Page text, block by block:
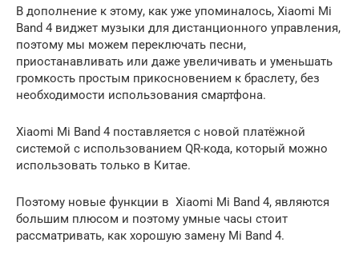
В дополнение к этому, как уже упоминалось, Xiaomi Mi
Band 4 виджет музыки для дистанционного управления,
поэтому мы можем переключать песни,
приостанавливать или даже увеличивать и уменьшать
громкость простым прикосновением к браслету, без
необходимости использования смартфона.
Xiaomi Mi Band 4 поставляется с новой платёжной
системой с использованием QR-кода, который можно
использовать только в Китае.
Поэтому новые функции в Xiaomi Mi Band 4, являются
большим плюсом и поэтому умные часы стоит
рассматривать, как хорошую замену Mi Band 4.